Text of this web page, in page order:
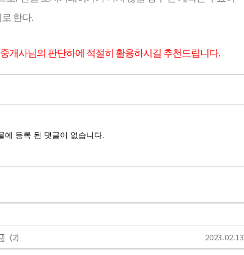
한다.
개사님의 판단하에 적절히 활용하시길 추천드립니다.
(2) 2023.02.13